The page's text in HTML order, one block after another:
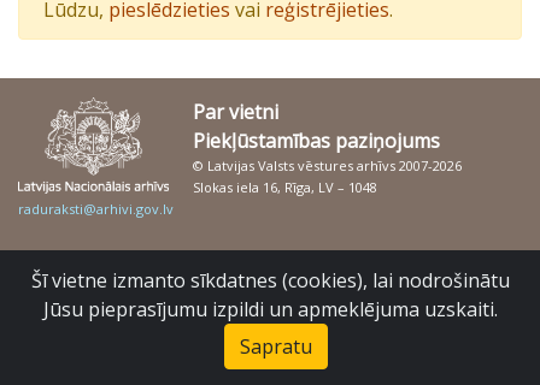
Lūdzu, pieslēdzieties vai reģistrējieties.
Par vietni
Piekļūstamības paziņojums
© Latvijas Valsts vēstures arhīvs 2007-2026
Slokas iela 16, Rīga, LV – 1048
raduraksti@arhivi.gov.lv
Šī vietne izmanto sīkdatnes (cookies), lai nodrošinātu
Jūsu pieprasījumu izpildi un apmeklējuma uzskaiti.
Sapratu